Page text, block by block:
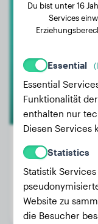
Gewicht:
Alter:
Geschlecht:
Du bist unter 16
Services
Essential
Essential
Funktionalität
enthalten nur
Diesen Services
Statistics
Statistik
Website zu
die Besucher